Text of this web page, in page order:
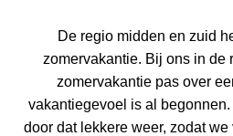
De regio midden en zuid
zomervakantie. Bij ons in de
zomervakantie pas over
vakantiegevoel is al
door dat lekkere weer, zodat